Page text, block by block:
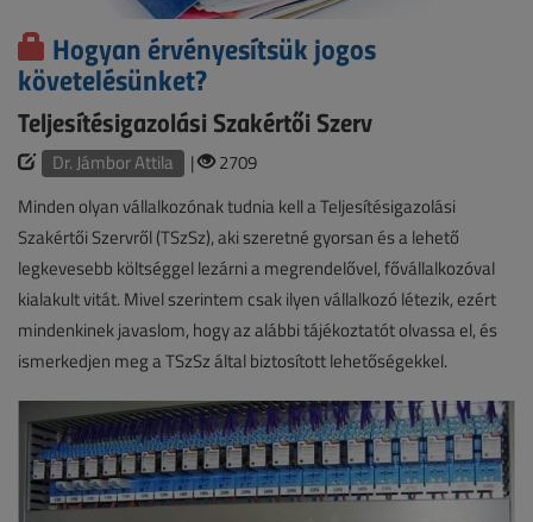
Hogyan érvényesítsük jogos
követelésünket?
Teljesítésigazolási Szakértői Szerv
Dr. Jámbor Attila |
2709
Minden olyan vállalkozónak tudnia kell a Teljesítésigazolási
Szakértői Szervről (TSzSz), aki szeretné gyorsan és a lehető
legkevesebb költséggel lezárni a megrendelővel, fővállalkozóval
kialakult vitát. Mivel szerintem csak ilyen vállalkozó létezik, ezért
mindenkinek javaslom, hogy az alábbi tájékoztatót olvassa el, és
ismerkedjen meg a TSzSz által biztosított lehetőségekkel.